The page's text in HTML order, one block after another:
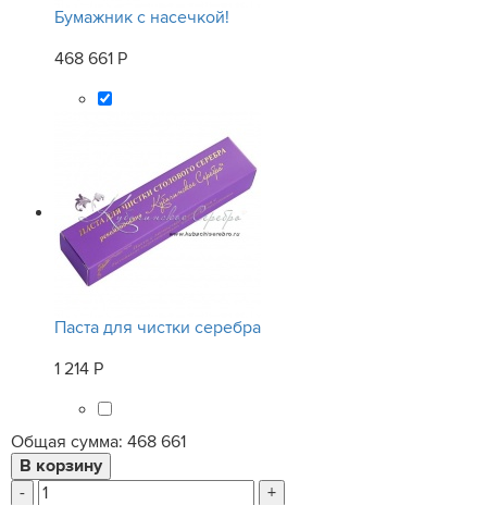
Бумажник с насечкой!
468 661 Р
Паста для чистки серебра
1 214 Р
Общая сумма: 468 661
-
+